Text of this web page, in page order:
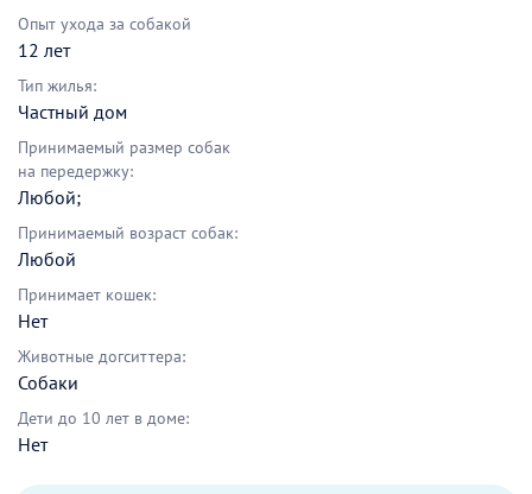
Опыт ухода за собакой
12 лет
Тип жилья:
Частный дом
Принимаемый размер собак
на передержку:
Любой;
Принимаемый возраст собак:
Любой
Принимает кошек:
Нет
Животные догситтера:
Собаки
Дети до 10 лет в доме:
Нет